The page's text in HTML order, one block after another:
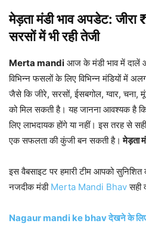
मेड़ता मंडी भाव अपडेट:
सरसों में भी रही तेजी
Merta mandi आज के मंडी भाव में दालें
विभिन्न फसलों के लिए विभिन्न मंडियों में
जैसे कि जीरे, सरसों, ईसबगोल, ग्वार, चना,
को मिल सकती है। यह जानना आवश्यक
लिए लाभदायक होंगे या नहीं। इस तरह से
एक सफलता की कुंजी बन सकती है। मेड़ता
इस वैबसाइट पर हमारी टीम आपको
नजदीक मंडी Merta Mandi Bhavसही
Nagaur mandi ke bhav देखने के